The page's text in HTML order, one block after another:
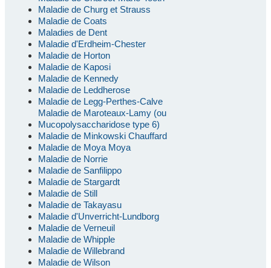
Maladie de Churg et Strauss
Maladie de Coats
Maladies de Dent
Maladie d'Erdheim-Chester
Maladie de Horton
Maladie de Kaposi
Maladie de Kennedy
Maladie de Leddherose
Maladie de Legg-Perthes-Calve
Maladie de Maroteaux-Lamy (ou
Mucopolysaccharidose type 6)
Maladie de Minkowski Chauffard
Maladie de Moya Moya
Maladie de Norrie
Maladie de Sanfilippo
Maladie de Stargardt
Maladie de Still
Maladie de Takayasu
Maladie d'Unverricht-Lundborg
Maladie de Verneuil
Maladie de Whipple
Maladie de Willebrand
Maladie de Wilson